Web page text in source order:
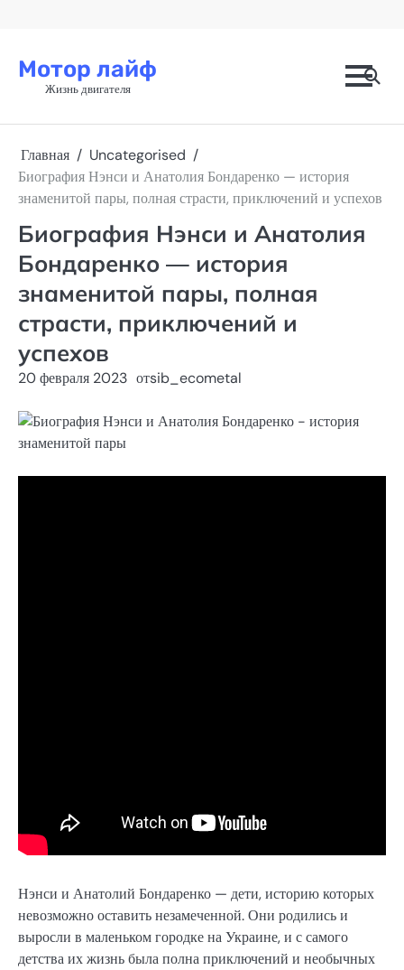
Мотор лайф
Жизнь двигателя
Главная
Uncategorised
Биография Нэнси и Анатолия Бондаренко — история
знаменитой пары, полная страсти, приключений и успехов
Биография Нэнси и Анатолия
Бондаренко — история
знаменитой пары, полная
страсти, приключений и
успехов
20 февраля 2023 отsib_ecometal
Нэнси и Анатолий Бондаренко — дети, историю которых
невозможно оставить незамеченной. Они родились и
выросли в маленьком городке на Украине, и с самого
детства их жизнь была полна приключений и необычных